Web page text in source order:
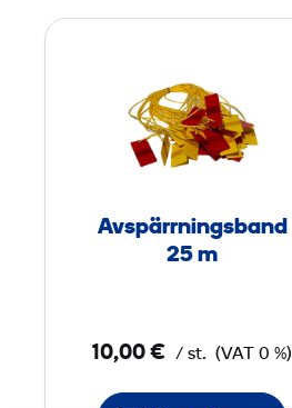
s
p
ä
r
n
s
b
Avspärrningsband
25 m
10,00 € / st. (VAT 0 %)